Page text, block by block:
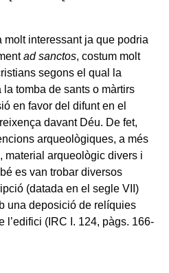
molt interessant ja que podria
ad sanctos, costum molt
segons el qual la
tomba de sants o màrtirs
en favor del difunt en el
davant Déu. De fet,
arqueològiques, a més
material arqueològic divers i
es van trobar diversos
(datada en el segle VII)
una deposició de relíquies
(IRC I. 124, pàgs. 166-